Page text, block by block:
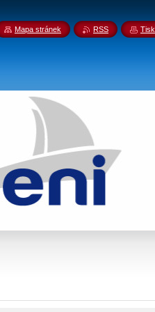
Mapa stránek RSS Tisk